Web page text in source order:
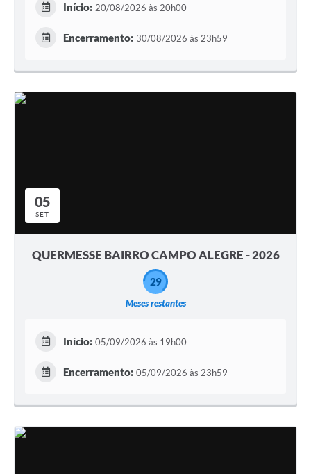
Início: 20/08/2026 às 20h00
Encerramento: 30/08/2026 às 23h59
05
SET
QUERMESSE BAIRRO CAMPO ALEGRE - 2026
Meses restantes
29
Início: 05/09/2026 às 19h00
Encerramento: 05/09/2026 às 23h59